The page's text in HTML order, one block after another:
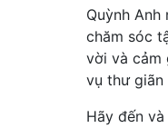
Quỳnh
chăm sóc
vời và cảm
vụ thư giãn
Hãy đến